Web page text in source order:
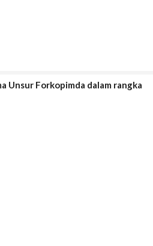
Unsur Forkopimda dalam rangka